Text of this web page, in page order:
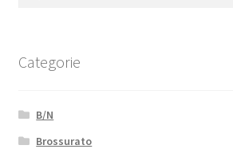
Categorie
B/N
Brossurato